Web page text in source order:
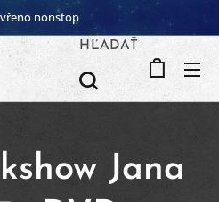
nonstop
HĽADAŤ
Jana